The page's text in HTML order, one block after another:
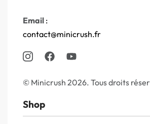
Email :
contact@minicrush.fr
© Minicrush 2026. Tous droits
Shop